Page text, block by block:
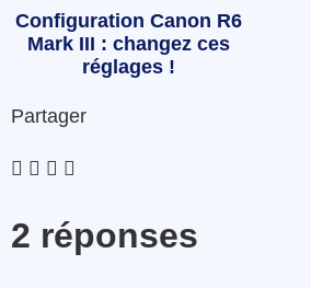
Configuration Canon R6
Mark III : changez ces
réglages !
Partager
2 réponses